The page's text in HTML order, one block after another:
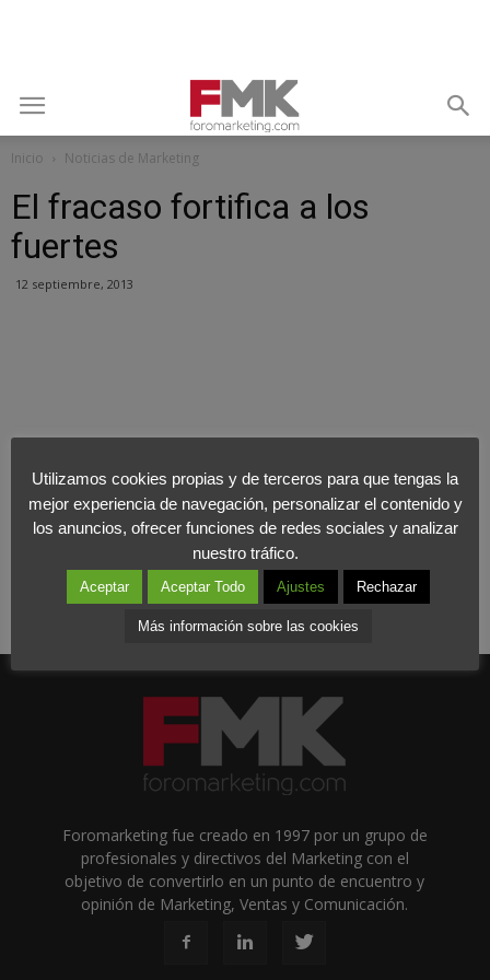
Inicio Noticias de Marketing
El fracaso fortifica a los
fuertes
12 septiembre, 2013
Foromarketing fue creado en 1997 por un grupo de
profesionales y directivos del Marketing con el
objetivo de convertirlo en un punto de encuentro y
opinión de Marketing, Ventas y Comunicación.
Utilizamos cookies propias y de terceros para que tengas la
mejor experiencia de navegación, personalizar el contenido y
los anuncios, ofrecer funciones de redes sociales y analizar
nuestro tráfico.
Aceptar Aceptar Todo Ajustes Rechazar
Más información sobre las cookies